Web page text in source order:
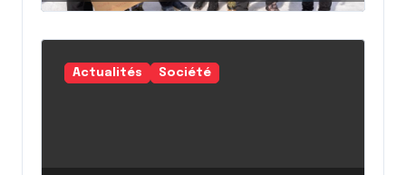
Actualités Société